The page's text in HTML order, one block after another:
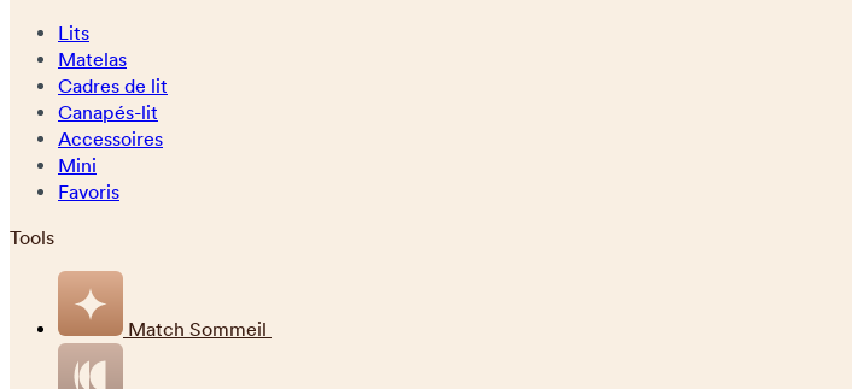
Lits
Matelas
Cadres de lit
Canapés-lit
Accessoires
Mini
Favoris
Tools
Match Sommeil